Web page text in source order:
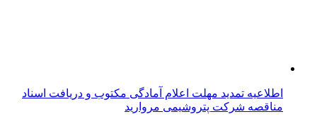
اطلاعیه تمدید مهلت اعلام آمادگی مکتوب و دریافت اسناد
مناقصه شرکت پتروشیمی مروارید